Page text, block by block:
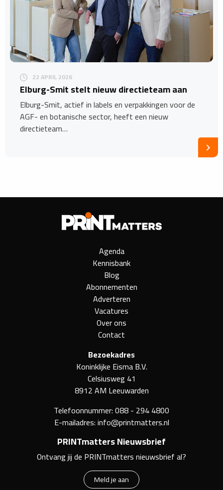
22 APRIL 2026
​Elburg-Smit stelt nieuw directieteam aan
Elburg-Smit, actief in labels en verpakkingen voor de
AGF- en botanische sector, heeft een nieuw
directieteam…
Agenda
Kennisbank
Blog
Abonnementen
Adverteren
Vacatures
Over ons
Contact
Bezoekadres
Koninklijke Eisma B.V.
Celsiusweg 41
8912 AM Leeuwarden
Telefoonnummer:088 - 294 4800
E-mailadres:info@printmatters.nl
PRINTmatters Nieuwsbrief
Ontvang jij de PRINTmatters nieuwsbrief al?
Meld je aan